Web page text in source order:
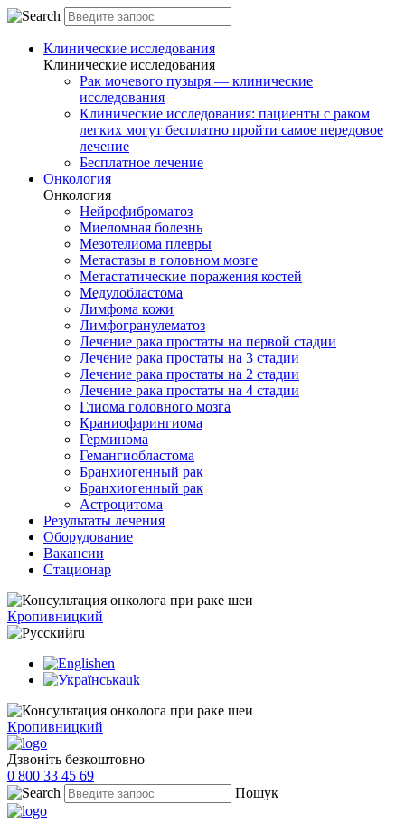
Клинические исследования
Клинические исследования
Рак мочевого пузыря — клинические
исследования
Клинические исследования: пациенты с раком
легких могут бесплатно пройти самое передовое
лечение
Бесплатное лечение
Онкология
Онкология
Нейрофиброматоз
Миеломная болезнь
Мезотелиома плевры
Метастазы в головном мозге
Метастатические поражения костей
Медулобластома
Лимфома кожи
Лимфогранулематоз
Лечение рака простаты на первой стадии
Лечение рака простаты на 3 стадии
Лечение рака простаты на 2 стадии
Лечение рака простаты на 4 стадии
Глиома головного мозга
Краниофарингиома
Герминома
Гемангиобластома
Бранхиогенный рак
Бранхиогенный рак
Астроцитома
Результаты лечения
Оборудование
Вакансии
Стационар
Кропивницкий
ru
en
uk
Кропивницкий
Дзвоніть безкоштовно
0 800 33 45 69
Пошук